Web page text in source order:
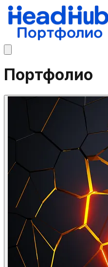
Портфолио